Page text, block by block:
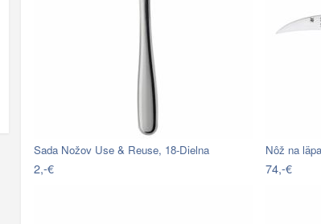
Sada Nožov Use & Reuse, 18-Dielna
2,-€
Nôž na
74,-€